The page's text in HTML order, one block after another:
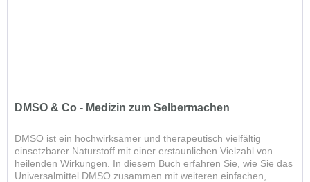
DMSO & Co - Medizin zum Selbermachen
DMSO ist ein hochwirksamer und therapeutisch vielfältig
einsetzbarer Naturstoff mit einer erstaunlichen Vielzahl von
heilenden Wirkungen. In diesem Buch erfahren Sie, wie Sie das
Universalmittel DMSO zusammen mit weiteren einfachen,...